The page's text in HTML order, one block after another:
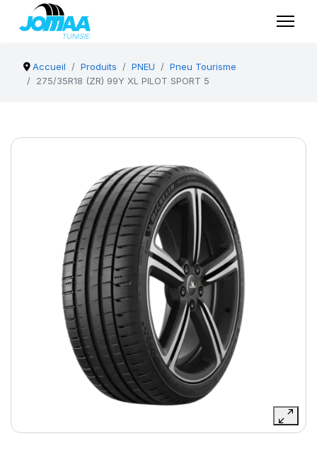
Accueil Produits PNEU
Pneu Tourisme
275/35R18 (ZR) 99Y XL PILOT SPORT 5